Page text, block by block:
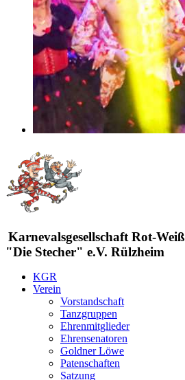
Karnevalsgesellschaft Rot-Weiß
"Die Stecher" e.V. Rülzheim
KGR
Verein
Vorstandschaft
Tanzgruppen
Ehrenmitglieder
Ehrensenatoren
Goldner Löwe
Patenschaften
Satzung